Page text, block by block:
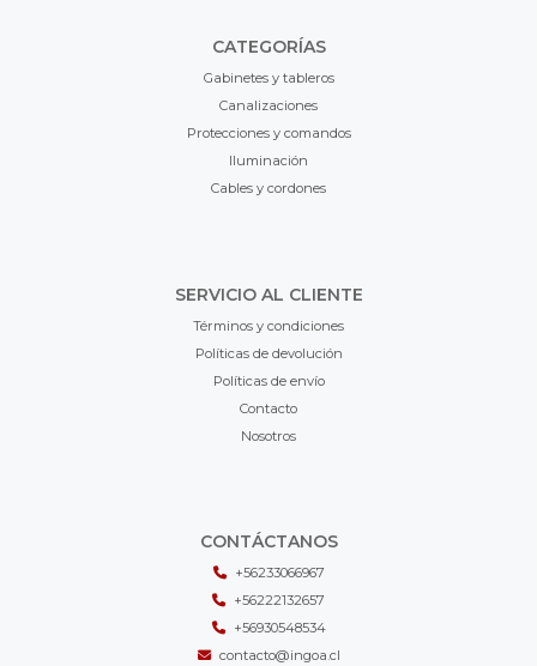
CATEGORÍAS
Gabinetes y tableros
Canalizaciones
Protecciones y comandos
Iluminación
Cables y cordones
SERVICIO AL CLIENTE
Términos y condiciones
Políticas de devolución
Políticas de envío
Contacto
Nosotros
CONTÁCTANOS
+56233066967
+56222132657
+56930548534
contacto@ingoa.cl